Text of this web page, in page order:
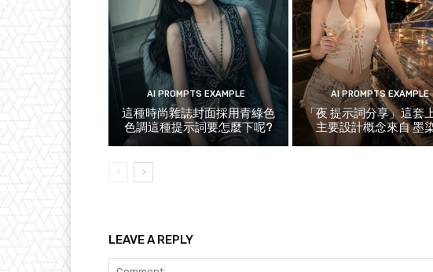
AI PROMPTS EXAMPLE
這種時尚雜誌封面採用青綠色
色調這種提示詞要怎麼下呢?
AI PROMPTS EXAMPLE
「夜 提示詞分享」這套
主要設計概念來自 墨
LEAVE A REPLY